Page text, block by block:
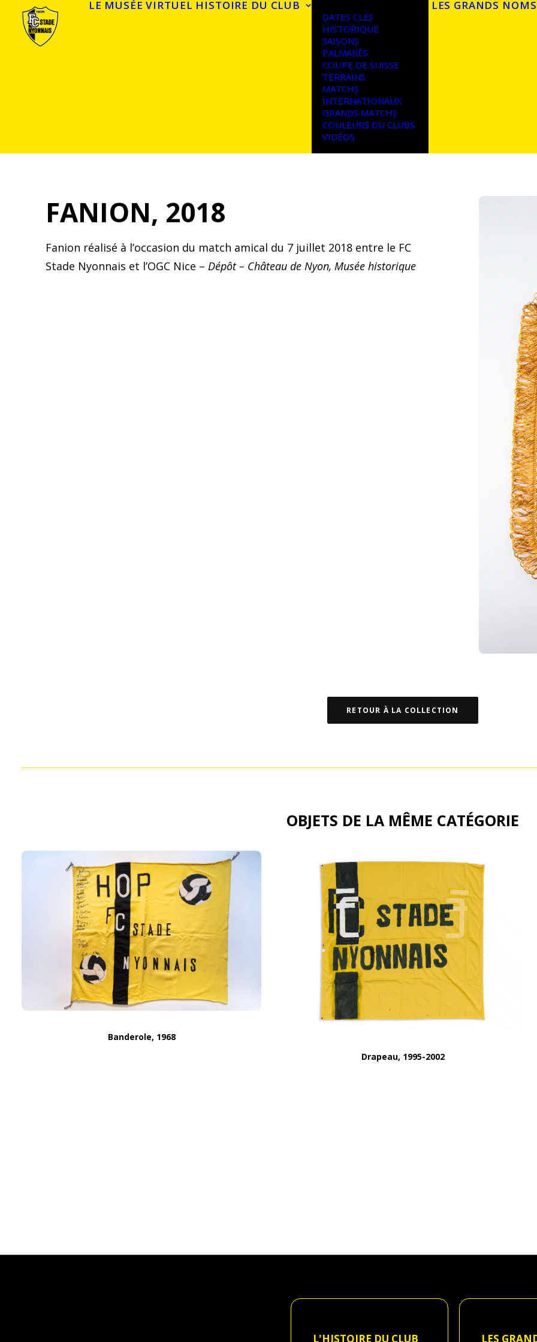
LE MUSÉE VIRTUEL HISTOIRE DU CLUB
DATES CLÉS
HISTORIQUE
SAISONS
PALMARÈS
COUPE DE SUISSE
TERRAINS
MATCHS
INTERNATIONAUX
GRANDS MATCHS
COULEURS DU CLUBS
VIDÉOS
LES GRANDS NOMS
FANION, 2018
Fanion réalisé à l’occasion du match amical du 7 juillet 2018 entre le FC
Stade Nyonnais et l’OGC Nice – Dépôt – Château de Nyon, Musée historique
RETOUR À LA COLLECTION
OBJETS DE LA MÊME CATÉGORIE
Banderole, 1968
Drapeau, 1995-2002
L'HISTOIRE DU CLUB LES